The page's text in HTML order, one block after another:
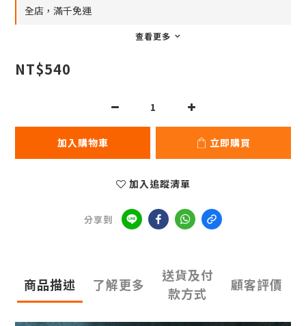
全店，滿千免運
查看更多
NT$540
加入購物車 立即購買
加入追蹤清單
分享到
商品描述 了解更多
送貨及付
款方式
顧客評價